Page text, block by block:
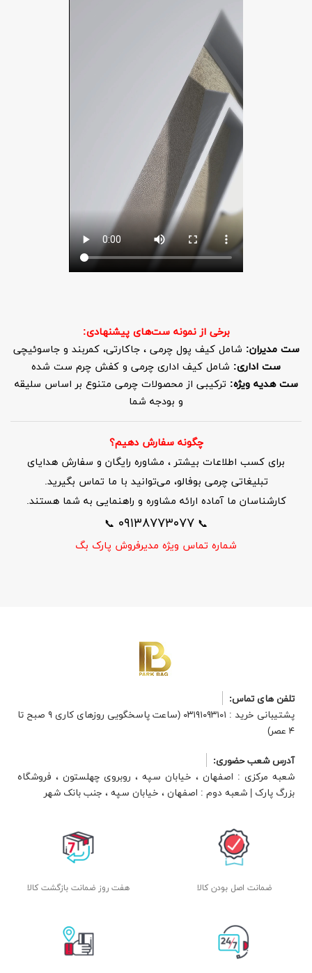
برخی از نمونه ست‌های پیشنهادی:
ست مدیران: شامل کیف پول چرمی ، جاکارتی، کمربند و جاسوئیچی
ست اداری: شامل کیف اداری چرمی و کفش چرم ست شده
ست هدیه ویژه: ترکیبی از محصولات چرمی متنوع بر اساس سلیقه
و بودجه شما
چگونه سفارش دهیم؟
برای کسب اطلاعات بیشتر ، مشاوره رایگان و سفارش هدایای
تبلیغاتی چرمی بوفالو، می‌توانید با ما تماس بگیرید.
کارشناسان ما آماده ارائه مشاوره و راهنمایی به شما هستند.
📞 ۰۹۱۳۸۷۷۳۰۷۷ 📞
شماره تماس ویژه مدیرفروش پارک بگ
تلفن های تماس:
پشتیبانی خرید : ۰۳۱۹۱۰۹۳۱۰۱ (ساعت پاسخگویی روزهای کاری ۹ صبح تا
۴ عصر)
آدرس شعب حضوری:
شعبه مرکزی : اصفهان ، خیابان سپه ، روبروی چهلستون ، فروشگاه
بزرگ پارک | شعبه دوم : اصفهان ، خیابان سپه ، جنب بانک شهر
ضمانت اصل بودن کالا هفت روز ضمانت بازگشت کالا